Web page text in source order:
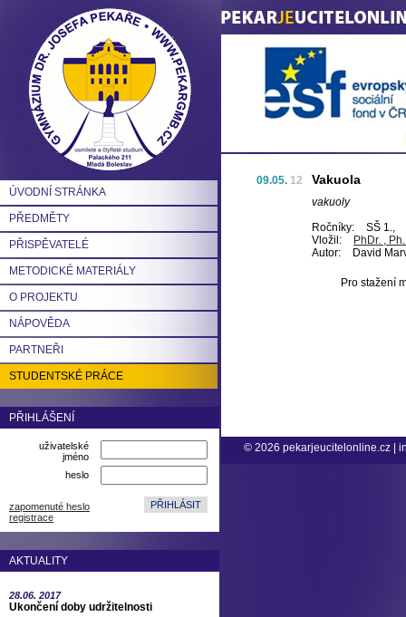
ÚVODNÍ STRÁNKA
PŘEDMĚTY
PŘISPĚVATELÉ
METODICKÉ MATERIÁLY
O PROJEKTU
NÁPOVĚDA
PARTNEŘI
STUDENTSKÉ PRÁCE
PŘIHLÁŠENÍ
uživatelské
jméno
heslo
zapomenuté heslo
registrace
AKTUALITY
28.06. 2017
Ukončení doby udržitelnosti
09.05. 12 Vakuola
vakuoly
Ročníky:
SŠ 1.,
Vložil:
PhDr. ,
Autor:
David
Pro stažení
© 2026 pekarjeucitelonline.cz